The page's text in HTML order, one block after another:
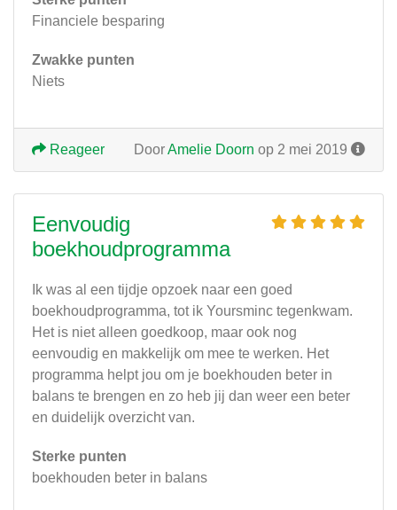
Financiele besparing
Zwakke punten
Niets
DoorAmelie Doorn op 2 mei 2019
Reageer
Eenvoudig
boekhoudprogramma
Ik was al een tijdje opzoek naar een goed
boekhoudprogramma, tot ik Yoursminc tegenkwam.
Het is niet alleen goedkoop, maar ook nog
eenvoudig en makkelijk om mee te werken. Het
programma helpt jou om je boekhouden beter in
balans te brengen en zo heb jij dan weer een beter
en duidelijk overzicht van.
Sterke punten
boekhouden beter in balans